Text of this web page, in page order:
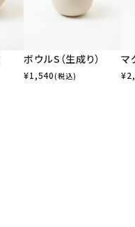
ボウルS（生成り）
¥1,540(税込)
マ
¥